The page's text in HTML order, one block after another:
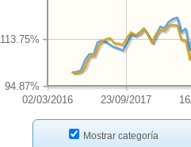
02/03/2016 23/09/2017
94.87%
113.75%
Mostrar categoría